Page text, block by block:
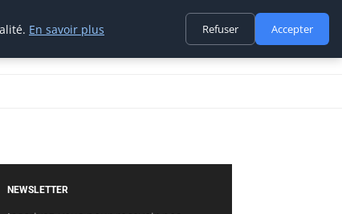
NEWSLETTER
En savoir plus Refuser Accepter